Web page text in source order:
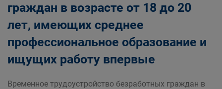
граждан в возрасте от 18 до 20
лет, имеющих среднее
профессиональное образование и
ищущих работу впервые
Временное трудоустройство безработных граждан в